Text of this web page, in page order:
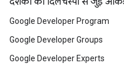
Google Developer Program
Google Developer Groups
Google Developer Experts